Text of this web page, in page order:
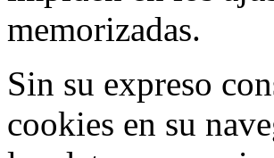
memorizadas.
Sin su expreso
cookies en su